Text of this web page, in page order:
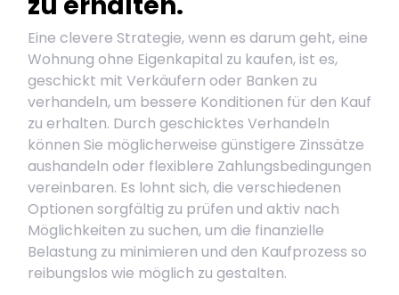
Eine clevere Strategie, wenn es darum geht, eine
Wohnung ohne Eigenkapital zu kaufen, ist es,
geschickt mit Verkäufern oder Banken zu
verhandeln, um bessere Konditionen für den Kauf
zu erhalten. Durch geschicktes Verhandeln
können Sie möglicherweise günstigere Zinssätze
aushandeln oder flexiblere Zahlungsbedingungen
vereinbaren. Es lohnt sich, die verschiedenen
Optionen sorgfältig zu prüfen und aktiv nach
Möglichkeiten zu suchen, um die finanzielle
Belastung zu minimieren und den Kaufprozess so
reibungslos wie möglich zu gestalten.